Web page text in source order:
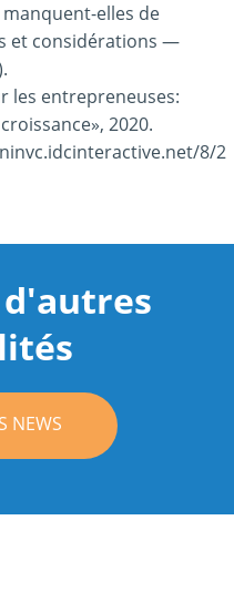
elles de
et considérations —
les entrepreneuses:
2020.
8/2
NEWS